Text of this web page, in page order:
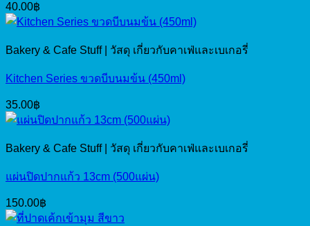
40.00฿
Bakery & Cafe Stuff | วัสดุ เกี่ยวกับคาเฟ่และเบเกอรี่
Kitchen Series ขวดบีบนมข้น (450ml)
35.00฿
Bakery & Cafe Stuff | วัสดุ เกี่ยวกับคาเฟ่และเบเกอรี่
แผ่นปิดปากแก้ว 13cm (500แผ่น)
150.00฿